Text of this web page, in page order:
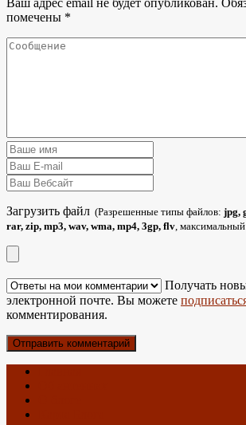
Ваш адрес email не будет опубликован.
помечены *
Загрузить файл (Разрешенные типы файлов: jpg,
rar, zip, mp3, wav, wma, mp4, 3gp, flv,
Получать
электронной почте. Вы можете
комментирования.